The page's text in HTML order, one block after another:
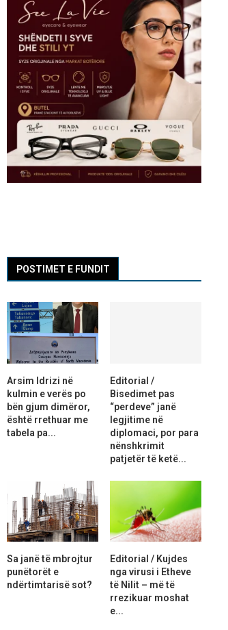
POSTIMET E FUNDIT
Arsim Idrizi në
kulmin e verës po
bën gjum dimëror,
është rrethuar me
tabela pa...
Editorial /
Bisedimet pas
“perdeve” janë
legjitime në
diplomaci, por para
nënshkrimit
patjetër të ketë...
Sa janë të mbrojtur
punëtorët e
ndërtimtarisë sot?
Editorial / Kujdes
nga virusi i Etheve
të Nilit – më të
rrezikuar moshat
e...